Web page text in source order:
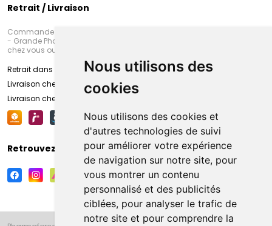
Nous utilisons des
cookies
Nous utilisons des cookies et
d'autres technologies de suivi
pour améliorer votre expérience
de navigation sur notre site, pour
vous montrer un contenu
personnalisé et des publicités
ciblées, pour analyser le trafic de
notre site et pour comprendre la
Retrait / Livraison
Commandez en ligne et venez chercher votre commande à Amiens
- Grande Pharmacie d’Amiens (Fachon) ou recevez-là rapidement
chez vous ou en point retrait
Retrait dans la pharmacie d’Amiens
Livraison chez vous
Livraison chez votre commerçant
Retrouvez-nous sur vos réseaux sociaux